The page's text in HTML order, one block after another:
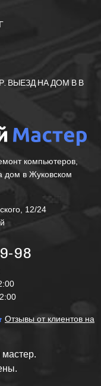
ВЫЕЗД НА ДОМ В В
компьютеров,
дом в Жуковском
12/24
98
Отзывы от клиентов на